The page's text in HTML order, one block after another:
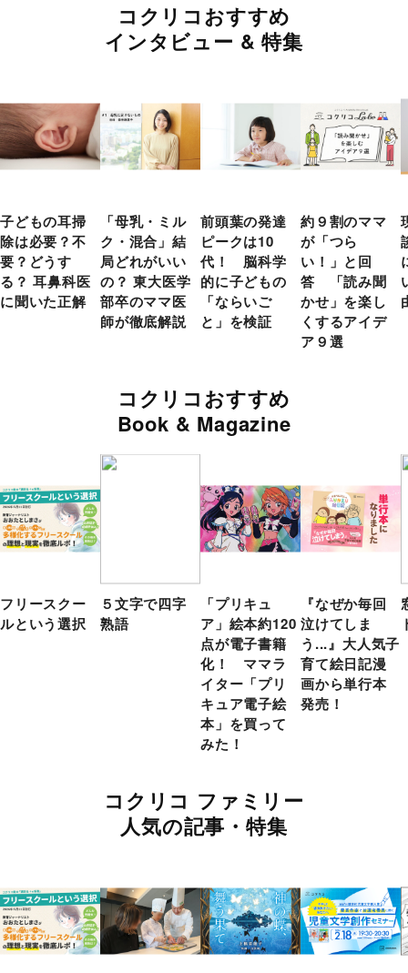
コクリコおすすめ
インタビュー & 特集
子どもの耳掃
除は必要？不
要？どうす
る？ 耳鼻科医
に聞いた正解
「母乳・ミル
ク・混合」結
局どれがいい
の？ 東大医学
部卒のママ医
師が徹底解説
前頭葉の発達
ピークは10
代！ 脳科学
的に子どもの
「ならいご
と」を検証
約９割のママ
が「つら
い！」と回
答 「読み聞
かせ」を楽し
くするアイデ
ア９選
コクリコおすすめ
Book & Magazine
フリースクー
ルという選択
５文字で四字
熟語
「プリキュ
ア」絵本約120
点が電子書籍
化！ ママラ
イター「プリ
キュア電子絵
本」を買って
みた！
『なぜか毎回
泣けてしま
う...』大人気子
育て絵日記漫
画から単行本
発売！
コクリコ ファミリー
人気の記事・特集